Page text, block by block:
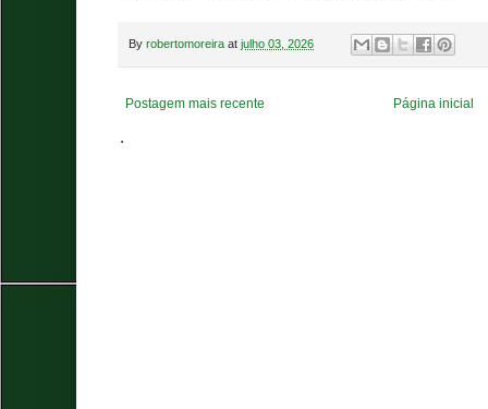
By robertomoreira at julho 03, 2026
Postagem mais recente Página inicial
.